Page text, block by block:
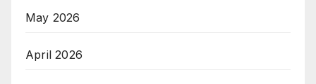
May 2026
April 2026